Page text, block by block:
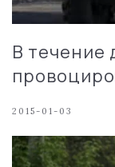
В течение
2015-01-03